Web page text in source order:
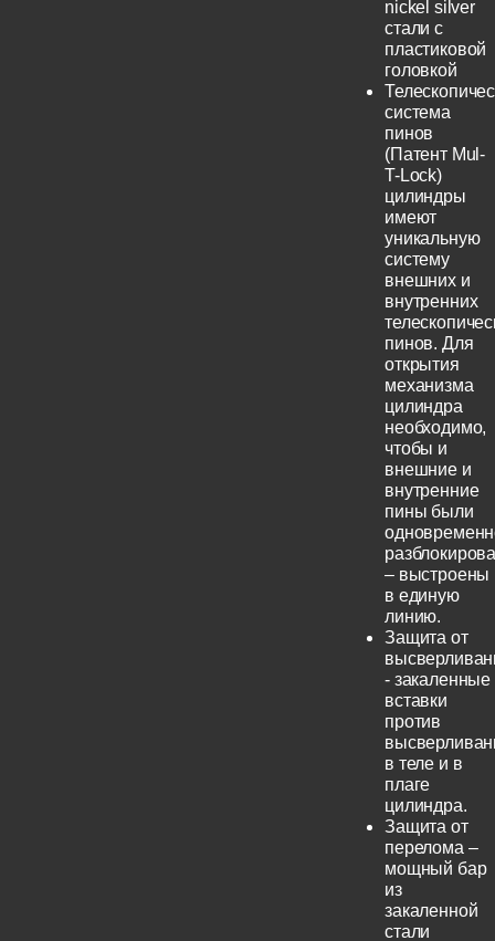
nickel silver
стали с
пластиковой
головкой
система
пинов
(Патент Mul-
T-Lock)
цилиндры
имеют
уникальную
систему
внешних и
внутренних
пинов. Для
открытия
механизма
цилиндра
необходимо,
чтобы и
внешние и
внутренние
пины были
– выстроены
в единую
линию.
Защита от
- закаленные
вставки
против
в теле и в
плаге
цилиндра.
Защита от
перелома –
мощный бар
из
закаленной
стали